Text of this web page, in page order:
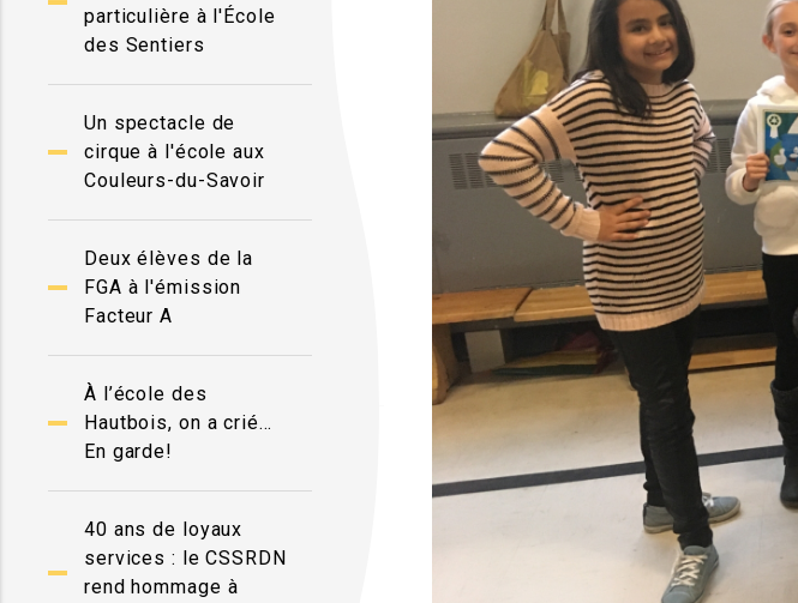
particulière à l'École
des Sentiers
Un spectacle de
cirque à l'école aux
Couleurs-du-Savoir
Deux élèves de la
FGA à l'émission
Facteur A
À l’école des
Hautbois, on a crié…
En garde!
40 ans de loyaux
services : le CSSRDN
rend hommage à